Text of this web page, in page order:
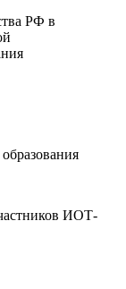
РФ в
ИОТ-